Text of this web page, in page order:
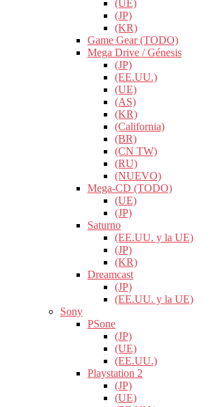
(UE)
(JP)
(KR)
Game Gear (TODO)
Mega Drive / Génesis
(JP)
(EE.UU.)
(UE)
(AS)
(KR)
(California)
(BR)
(CN TW)
(RU)
(NUEVO)
Mega-CD (TODO)
(UE)
(JP)
Saturno
(EE.UU. y la UE)
(JP)
(KR)
Dreamcast
(JP)
(EE.UU. y la UE)
Sony
PSone
(JP)
(UE)
(EE.UU.)
Playstation 2
(JP)
(UE)